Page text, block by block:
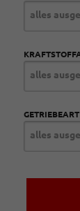
alles
alles
GETRIEBEART
alles